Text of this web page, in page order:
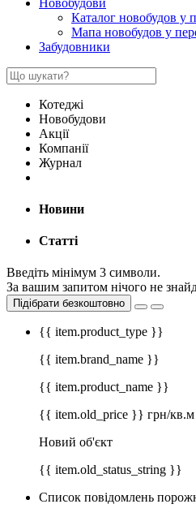
Каталог новобудов у
Мапа новобудов у
Забудовники
Котеджі
Новобудови
Акції
Компанії
Журнал
Новини
Статті
Введіть мінімум 3 символи.
За вашим запитом нічого не
Підібрати безкоштовно
{{ item.product_type }}
{{ item.brand_name }}
{{ item.product_name }}
{{ item.old_price }} грн/кв.м
Новий об'єкт
{{ item.old_status_string }}
Список повідомлень